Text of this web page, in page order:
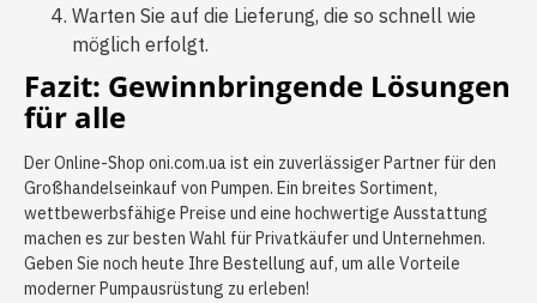
Warten Sie auf die Lieferung, die so schnell wie
möglich erfolgt.
Fazit: Gewinnbringende Lösungen
für alle
Der Online-Shop oni.com.ua ist ein zuverlässiger Partner für den
Großhandelseinkauf von Pumpen. Ein breites Sortiment,
wettbewerbsfähige Preise und eine hochwertige Ausstattung
machen es zur besten Wahl für Privatkäufer und Unternehmen.
Geben Sie noch heute Ihre Bestellung auf, um alle Vorteile
moderner Pumpausrüstung zu erleben!